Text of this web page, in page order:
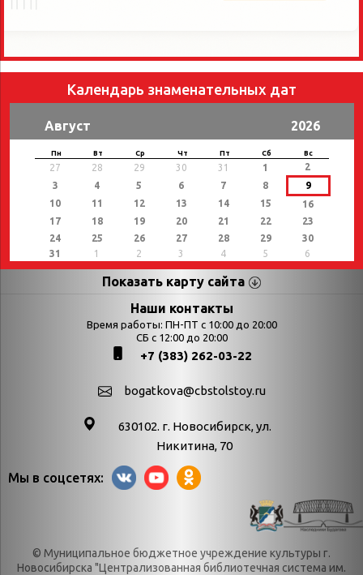
Календарь знаменательных дат
Август 2026
Пн Вт Ср Чт Пт Сб Вс
27 28 29 30 31 1
2
3
4 5 6 7 8
9
10
11 12 13 14 15
16
17
18 19 20 21 22
23
24
25 26 27 28 29
30
31
1 2 3 4 5 6
Показать карту сайта
Страницы Категории
Календарь
Богатков
Новости
Выставки
День в истории
День в истории.
День в истории.
Декабрь
День в истории.
Июль
Наши контакты
Время работы: ПН-ПТ с 10:00 до 20:00
СБ с 12:00 до 20:00
+7 (383) 262-03-22
bogatkova@cbstolstoy.ru
630102. г. Новосибирск, ул.
Никитина, 70
Мы в соцсетях:
© Муниципальное бюджетное учреждение культуры г.
Новосибирска "Централизованная библиотечная система им.